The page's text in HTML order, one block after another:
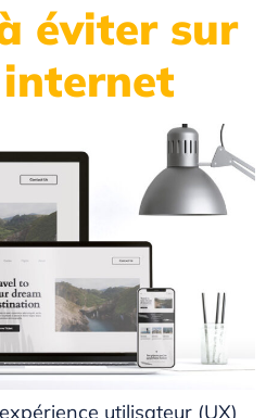
éviter sur
utilisateur (UX)